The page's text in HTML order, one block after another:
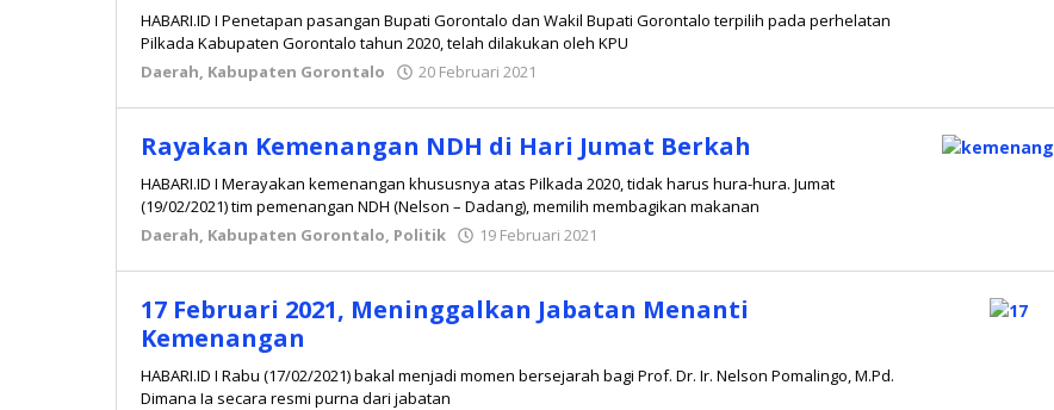
HABARI.ID I Penetapan pasangan Bupati Gorontalo dan Wakil Bupati Gorontalo terpilih pada perhelatan
Pilkada Kabupaten Gorontalo tahun 2020, telah dilakukan oleh KPU
Daerah, Kabupaten Gorontalo 20 Februari 2021
Rayakan Kemenangan NDH di Hari Jumat Berkah
HABARI.ID I Merayakan kemenangan khususnya atas Pilkada 2020, tidak harus hura-hura. Jumat
(19/02/2021) tim pemenangan NDH (Nelson – Dadang), memilih membagikan makanan
Daerah, Kabupaten Gorontalo, Politik 19 Februari 2021
17 Februari 2021, Meninggalkan Jabatan Menanti
Kemenangan
HABARI.ID I Rabu (17/02/2021) bakal menjadi momen bersejarah bagi Prof. Dr. Ir. Nelson Pomalingo, M.Pd.
Dimana Ia secara resmi purna dari jabatan